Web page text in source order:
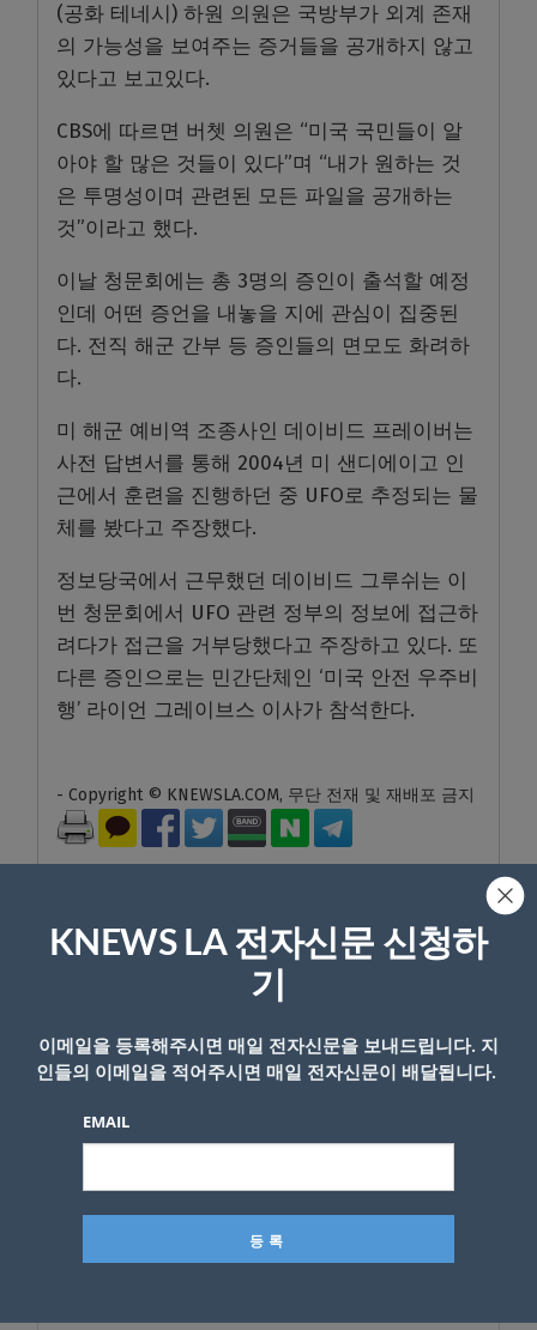
(공화 테네시) 하원 의원은 국방부가 외계 존재
의 가능성을 보여주는 증거들을 공개하지 않고
있다고 보고있다.
CBS에 따르면 버쳇 의원은 “미국 국민들이 알
아야 할 많은 것들이 있다”며 “내가 원하는 것
은 투명성이며 관련된 모든 파일을 공개하는
것”이라고 했다.
이날 청문회에는 총 3명의 증인이 출석할 예정
인데 어떤 증언을 내놓을 지에 관심이 집중된
다. 전직 해군 간부 등 증인들의 면모도 화려하
다.
미 해군 예비역 조종사인 데이비드 프레이버는
사전 답변서를 통해 2004년 미 샌디에이고 인
근에서 훈련을 진행하던 중 UFO로 추정되는 물
체를 봤다고 주장했다.
정보당국에서 근무했던 데이비드 그루쉬는 이
번 청문회에서 UFO 관련 정부의 정보에 접근하
려다가 접근을 거부당했다고 주장하고 있다. 또
다른 증인으로는 민간단체인 ‘미국 안전 우주비
행’ 라이언 그레이브스 이사가 참석한다.
- Copyright © KNEWSLA.COM, 무단 전재 및 재배포 금지
이메일 주소는 공개되지 않습니다. 필수 필드는 *로 표시됩니
다
*
KNEWS LA 전자신문 신청하
기
이메일을 등록해주시면 매일 전자신문을 보내드립니다. 지
인들의 이메일을 적어주시면 매일 전자신문이 배달됩니다.
EMAIL